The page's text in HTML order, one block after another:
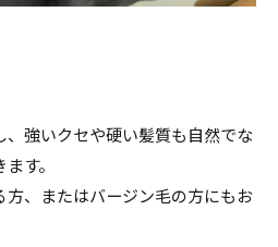
、強いクセや硬い髪質も自然でな
す。
、またはバージン毛の方にもお